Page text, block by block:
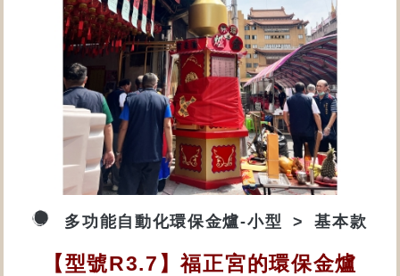
多功能自動化環保金爐-小型 基本款
【型號R3.7】福正宮的環保金爐